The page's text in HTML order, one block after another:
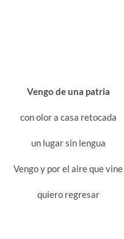
Vengo de una patria
con olor a casa retocada
un lugar sin lengua
Vengo y por el aire que vine
quiero regresar